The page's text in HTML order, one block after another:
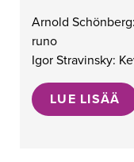
Arnold
runo
Igor Stravinsky:
LUE LISÄÄ